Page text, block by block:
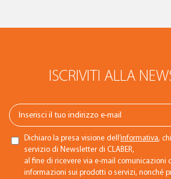
ISCRIVITI ALLA
Dichiaro la presa visione dell’informativa,
servizio di Newsletter di CLABER,
al fine di ricevere via e-mail comunicazioni
informazioni sui prodotti o servizi, nonché